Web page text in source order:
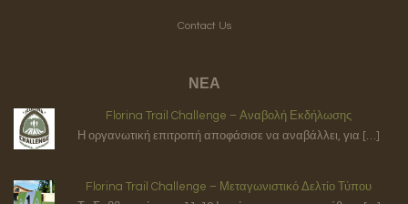
Contact Us
ΝΕΑ
Florina Trail Challenge – Αναβολή Εκδήλωσης
Η οργανωτική επιτροπή αποφάσισε να αναβάλλει, για […]
Florina Trail Challenge – Μεταγωνιστικό Δελτίο Τύπου